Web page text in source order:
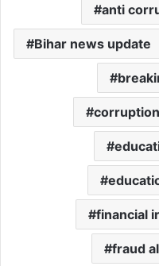
anti
Bihar news update
financial
fraud